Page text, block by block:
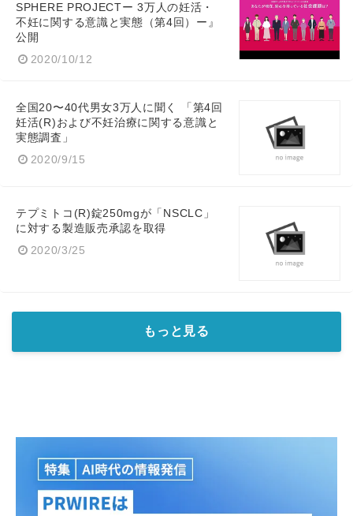
SPHERE PROJECTー 3万人の妊活・
不妊に関する意識と実態（第4回）ー』
公開
2020/10/12
全国20〜40代男女3万人に聞く 「第4回
妊活(R)および不妊治療に関する意識と
実態調査」
2020/9/15
テプミトコ(R)錠250mgが「NSCLC」
に対する製造販売承認を取得
2020/3/25
もっと見る